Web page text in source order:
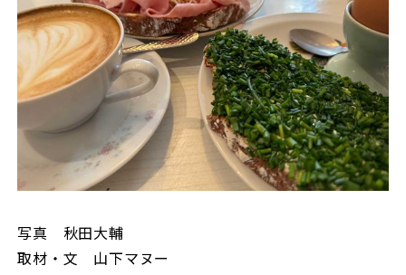
写真 秋田大輔
取材・文 山下マヌー